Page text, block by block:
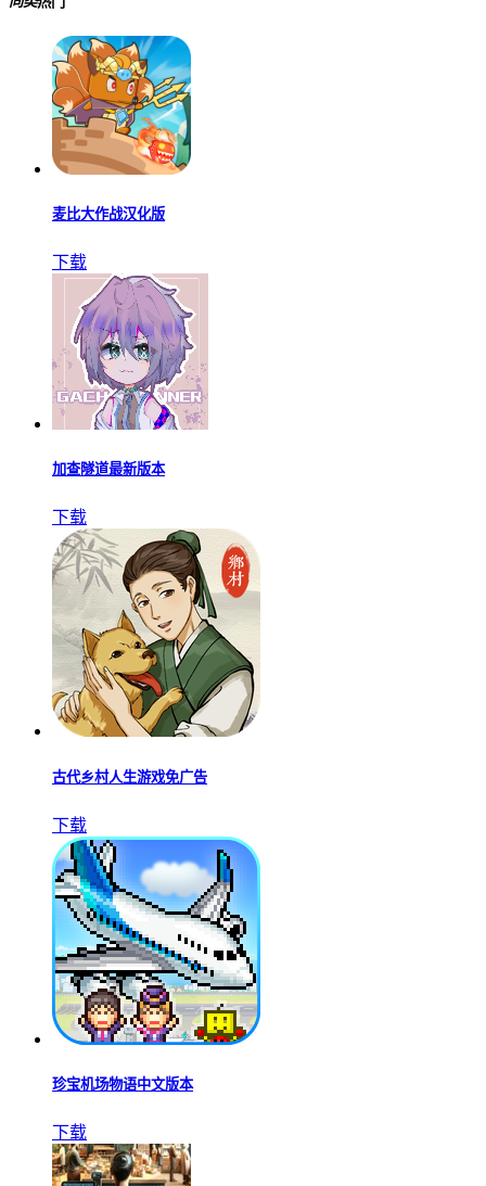
麦比大作战汉化版
下载
加查隧道最新版本
下载
古代乡村人生游戏免广告
下载
珍宝机场物语中文版本
下载